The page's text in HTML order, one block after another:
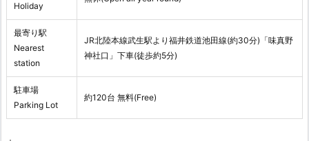
Holiday
最寄り駅
Nearest
station
JR北陸本線武生駅より福井鉄道池田線(約30分)「味真野
神社口」下車(徒歩約5分)
駐車場
Parking Lot
約120台 無料(Free)